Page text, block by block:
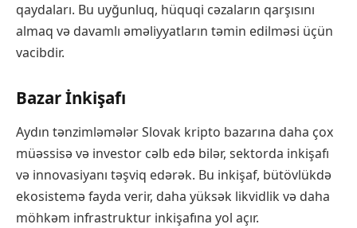
qaydaları. Bu uyğunluq, hüquqi cəzaların qarşısını
almaq və davamlı əməliyyatların təmin edilməsi üçün
vacibdir.
Bazar İnkişafı
Aydın tənzimləmələr Slovak kripto bazarına daha çox
müəssisə və investor cəlb edə bilər, sektorda inkişafı
və innovasiyanı təşviq edərək. Bu inkişaf, bütövlükdə
ekosistemə fayda verir, daha yüksək likvidlik və daha
möhkəm infrastruktur inkişafına yol açır.